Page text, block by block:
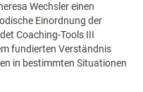
Wechsler einen
Einordnung der
Coaching-Tools III
fundierten Verständnis
in bestimmten Situationen